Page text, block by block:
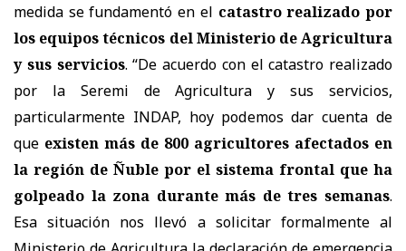
medida se fundamentó en el catastro realizado por
los equipos técnicos del Ministerio de Agricultura
y sus servicios. “De acuerdo con el catastro realizado
por la Seremi de Agricultura y sus servicios,
particularmente INDAP, hoy podemos dar cuenta de
que existen más de 800 agricultores afectados en
la región de Ñuble por el sistema frontal que ha
golpeado la zona durante más de tres semanas.
Esa situación nos llevó a solicitar formalmente al